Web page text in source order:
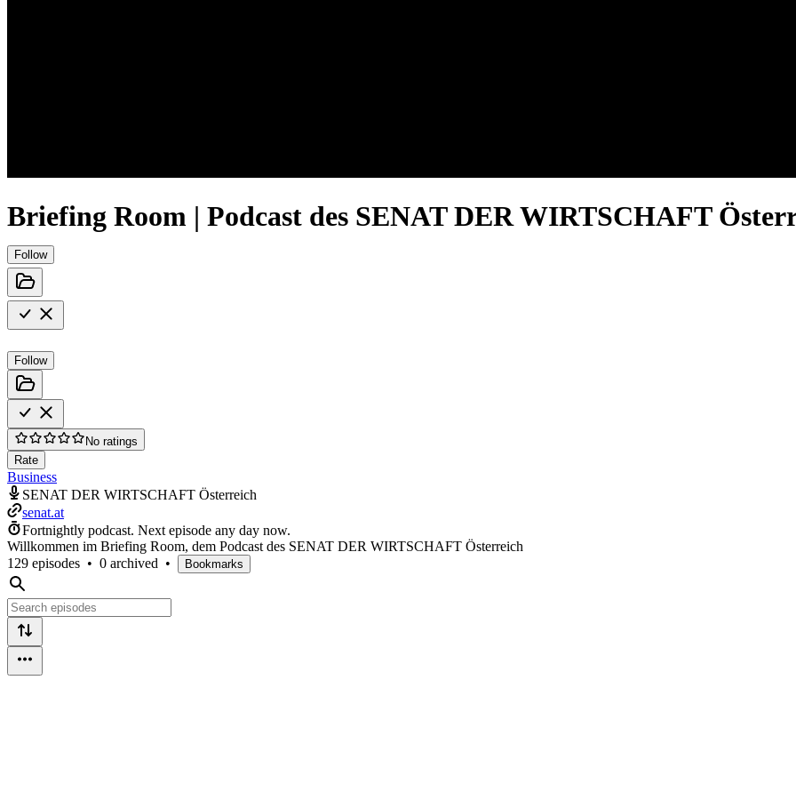
Briefing Room | Podcast des SENAT DER WIRTSCHAFT
Follow
Follow
No ratings
Rate
Business
SENAT DER WIRTSCHAFT Österreich
senat.at
Fortnightly podcast. Next episode any day now.
Willkommen im Briefing Room, dem Podcast des SENAT DER WIRTSCHAFT Österreich
129 episodes • 0 archived • Bookmarks